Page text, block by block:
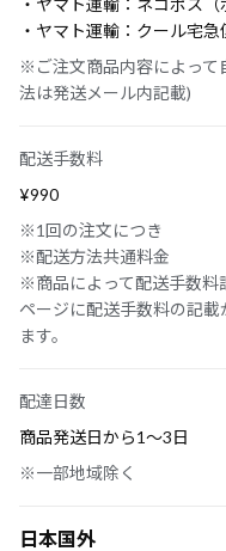
・ヤマト運輸：クール宅急
※ご注文商品内容によって
法は発送メール内記載)
配送手数料
¥990
※1回の注文につき
※配送方法共通料金
※商品によって配送手数料
ページに配送手数料の記
ます。
配達日数
商品発送日から1〜3日
※一部地域除く
日本国外